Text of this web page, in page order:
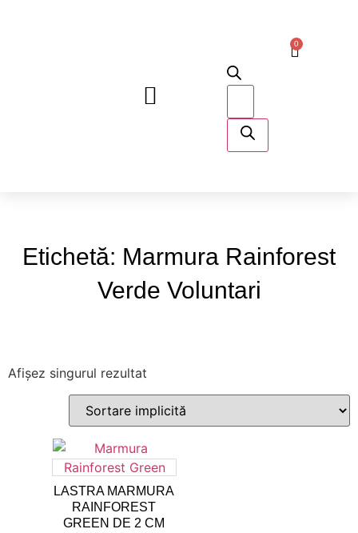
0
Etichetă: Marmura Rainforest
Verde Voluntari
Afișez singurul rezultat
LASTRA MARMURA
RAINFOREST
GREEN DE 2 CM